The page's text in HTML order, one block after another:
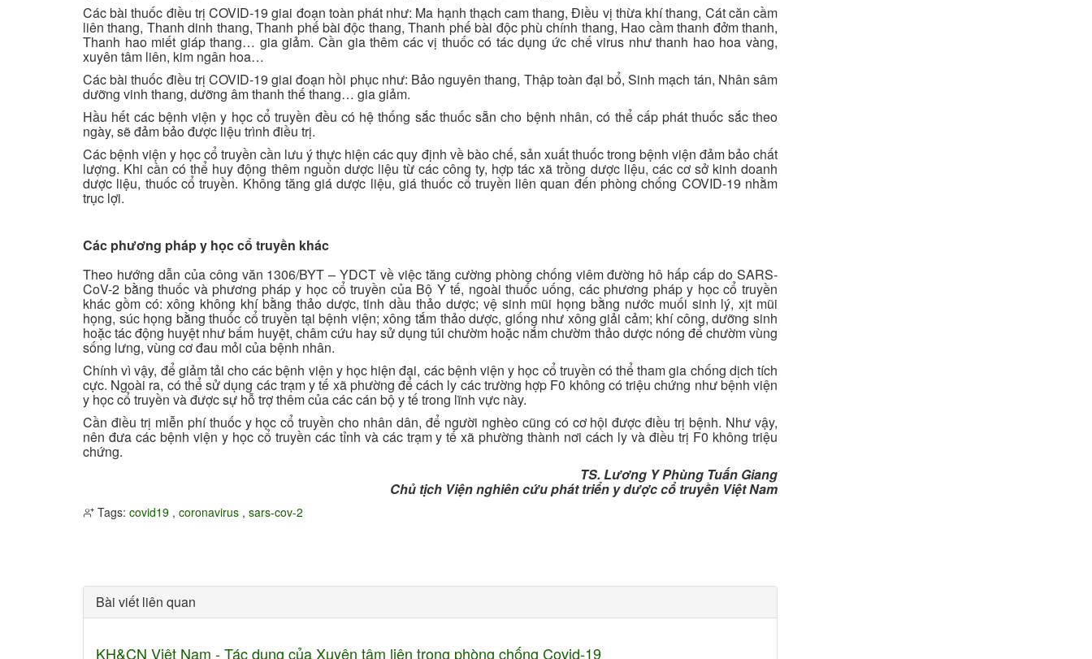
Các bài thuốc điều trị COVID-19 giai đoạn toàn phát như: Ma hạnh thạch cam thang, Điều vị thừa khí thang, Cát căn cầm
liên thang, Thanh dinh thang, Thanh phế bài độc thang, Thanh phế bài độc phù chính thang, Hao cầm thanh đởm thanh,
Thanh hao miết giáp thang… gia giảm. Cần gia thêm các vị thuốc có tác dụng ức chế virus như thanh hao hoa vàng,
xuyên tâm liên, kim ngân hoa…
Các bài thuốc điều trị COVID-19 giai đoạn hồi phục như: Bảo nguyên thang, Thập toàn đại bổ, Sinh mạch tán, Nhân sâm
dưỡng vinh thang, dưỡng âm thanh thế thang… gia giảm.
Hầu hết các bệnh viện y học cổ truyền đều có hệ thống sắc thuốc sẵn cho bệnh nhân, có thể cấp phát thuốc sắc theo
ngày, sẽ đảm bảo được liệu trình điều trị.
Các bệnh viện y học cổ truyền cần lưu ý thực hiện các quy định về bào chế, sản xuất thuốc trong bệnh viện đảm bảo chất
lượng. Khi cần có thể huy động thêm nguồn dược liệu từ các công ty, hợp tác xã trồng dược liệu, các cơ sở kinh doanh
dược liệu, thuốc cổ truyền. Không tăng giá dược liệu, giá thuốc cổ truyền liên quan đến phòng chống COVID-19 nhằm
trục lợi.
Các phương pháp y học cổ truyền khác
Theo hướng dẫn của công văn 1306/BYT – YDCT về việc tăng cường phòng chống viêm đường hô hấp cấp do SARS-
CoV-2 bằng thuốc và phương pháp y học cổ truyền của Bộ Y tế, ngoài thuốc uống, các phương pháp y học cổ truyền
khác gồm có: xông không khí bằng thảo dược, tinh dầu thảo dược; vệ sinh mũi họng bằng nước muối sinh lý, xịt mũi
họng, súc họng bằng thuốc cổ truyền tại bệnh viện; xông tắm thảo dược, giống như xông giải cảm; khí công, dưỡng sinh
hoặc tác động huyệt như bấm huyệt, châm cứu hay sử dụng túi chườm hoặc nắm chườm thảo dược nóng để chườm vùng
sống lưng, vùng cơ đau mỏi của bệnh nhân.
Chính vì vậy, để giảm tải cho các bệnh viện y học hiện đại, các bệnh viện y học cổ truyền có thể tham gia chống dịch tích
cực. Ngoài ra, có thể sử dụng các trạm y tế xã phường để cách ly các trường hợp F0 không có triệu chứng như bệnh viện
y học cổ truyền và được sự hỗ trợ thêm của các cán bộ y tế trong lĩnh vực này.
Cần điều trị miễn phí thuốc y học cổ truyền cho nhân dân, để người nghèo cũng có cơ hội được điều trị bệnh. Như vậy,
nên đưa các bệnh viện y học cổ truyền các tỉnh và các trạm y tế xã phường thành nơi cách ly và điều trị F0 không triệu
chứng.
TS. Lương Y Phùng Tuấn Giang
Chủ tịch Viện nghiên cứu phát triển y dược cổ truyền Việt Nam
Tags: covid19 , coronavirus , sars-cov-2
Bài viết liên quan
KH&CN Việt Nam - Tác dụng của Xuyên tâm liên trong phòng chống Covid-19